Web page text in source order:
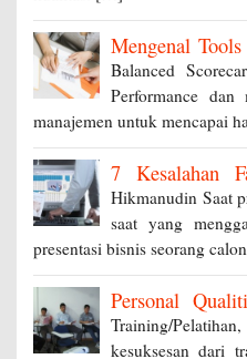
Mengenal
Balanced
Performance
manajemen untuk mencapai
7 Kesalahan
Hikmanudin Saat
saat yang
presentasi bisnis seorang
Personal
Training/
kesuksesan dari